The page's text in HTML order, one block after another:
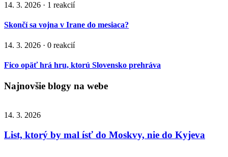
14. 3. 2026 · 1 reakcií
Skončí sa vojna v Irane do mesiaca?
14. 3. 2026 · 0 reakcií
Fico opäť hrá hru, ktorú Slovensko prehráva
Najnovšie blogy na webe
14. 3. 2026
List, ktorý by mal ísť do Moskvy, nie do Kyjeva